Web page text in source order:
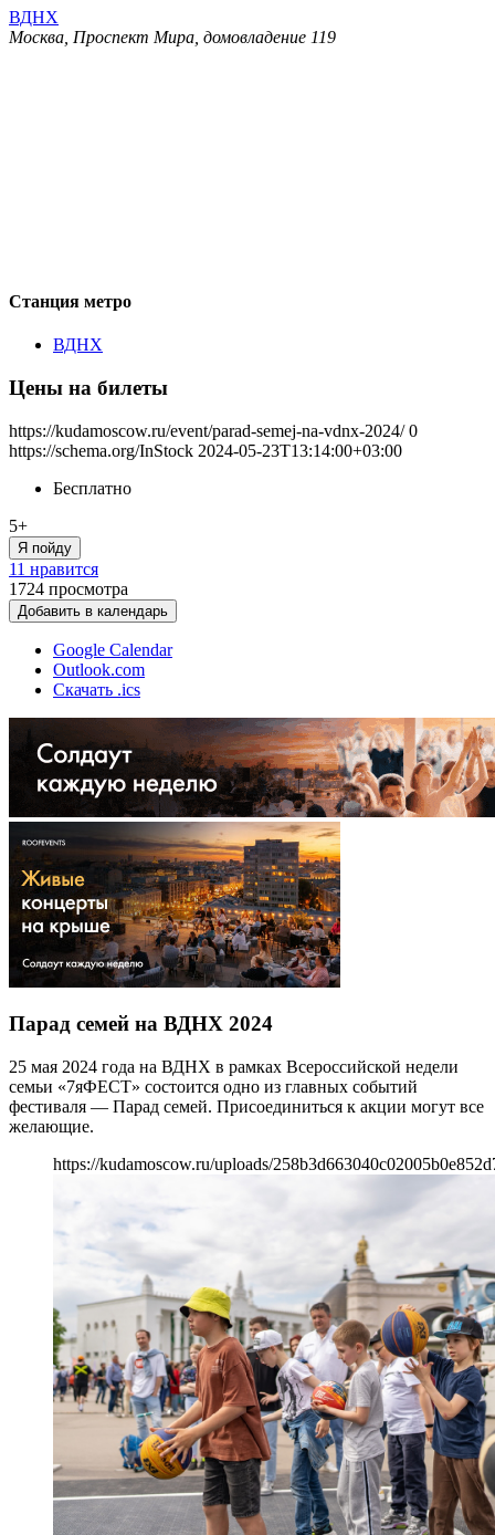
ВДНХ
Москва, Проспект Мира, домовладение 119
Станция метро
ВДНХ
Цены на билеты
https://kudamoscow.ru/event/parad-semej-na-vdnx-2024/ 0
https://schema.org/InStock 2024-05-23T13:14:00+03:00
Бесплатно
5+
Я пойду
11 нравится
1724 просмотра
Добавить в календарь
Google Calendar
Outlook.com
Скачать .ics
Парад семей на ВДНХ 2024
25 мая 2024 года на ВДНХ в рамках Всероссийской недели
семьи «7яФЕСТ» состоится одно из главных событий
фестиваля — Парад семей. Присоединиться к акции могут все
желающие.
https://kudamoscow.ru/uploads/